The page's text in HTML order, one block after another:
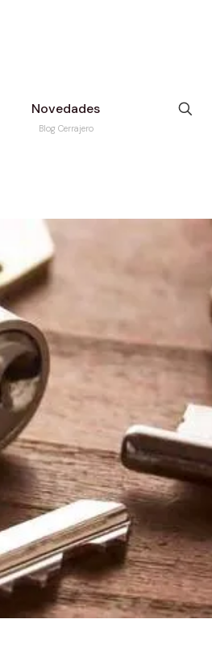
Novedades
Blog Cerrajero